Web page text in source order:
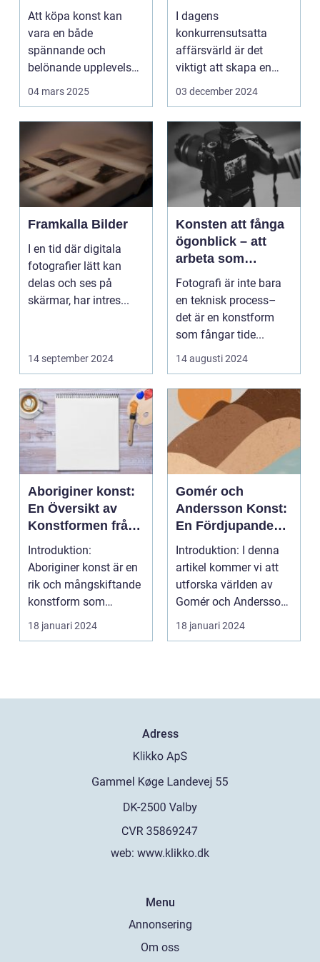
Att köpa konst kan
vara en både
spännande och
belönande upplevelse.
Det handlar...
04 mars 2025
I dagens
konkurrensutsatta
affärsvärld är det
viktigt att skapa en
arbetsmiljö s...
03 december 2024
Framkalla Bilder
I en tid där digitala
fotografier lätt kan
delas och ses på
skärmar, har intres...
14 september 2024
Konsten att fånga
ögonblick – att
arbeta som
fotograf i
Norrköping
Fotografi är inte bara
en teknisk process–
det är en konstform
som fångar tide...
14 augusti 2024
Aboriginer konst:
En Översikt av
Konstformen från
Australiens
Urinvånare
Introduktion:
Aboriginer konst är en
rik och mångskiftande
konstform som
härstammar från
Australiens...
18 januari 2024
Gomér och
Andersson Konst:
En Fördjupande
Översikt
Introduktion: I denna
artikel kommer vi att
utforska världen av
Gomér och Andersson
konst, dess olik...
18 januari 2024
Adress
web: www.klikko.dk
Menu
Annonsering
Om oss